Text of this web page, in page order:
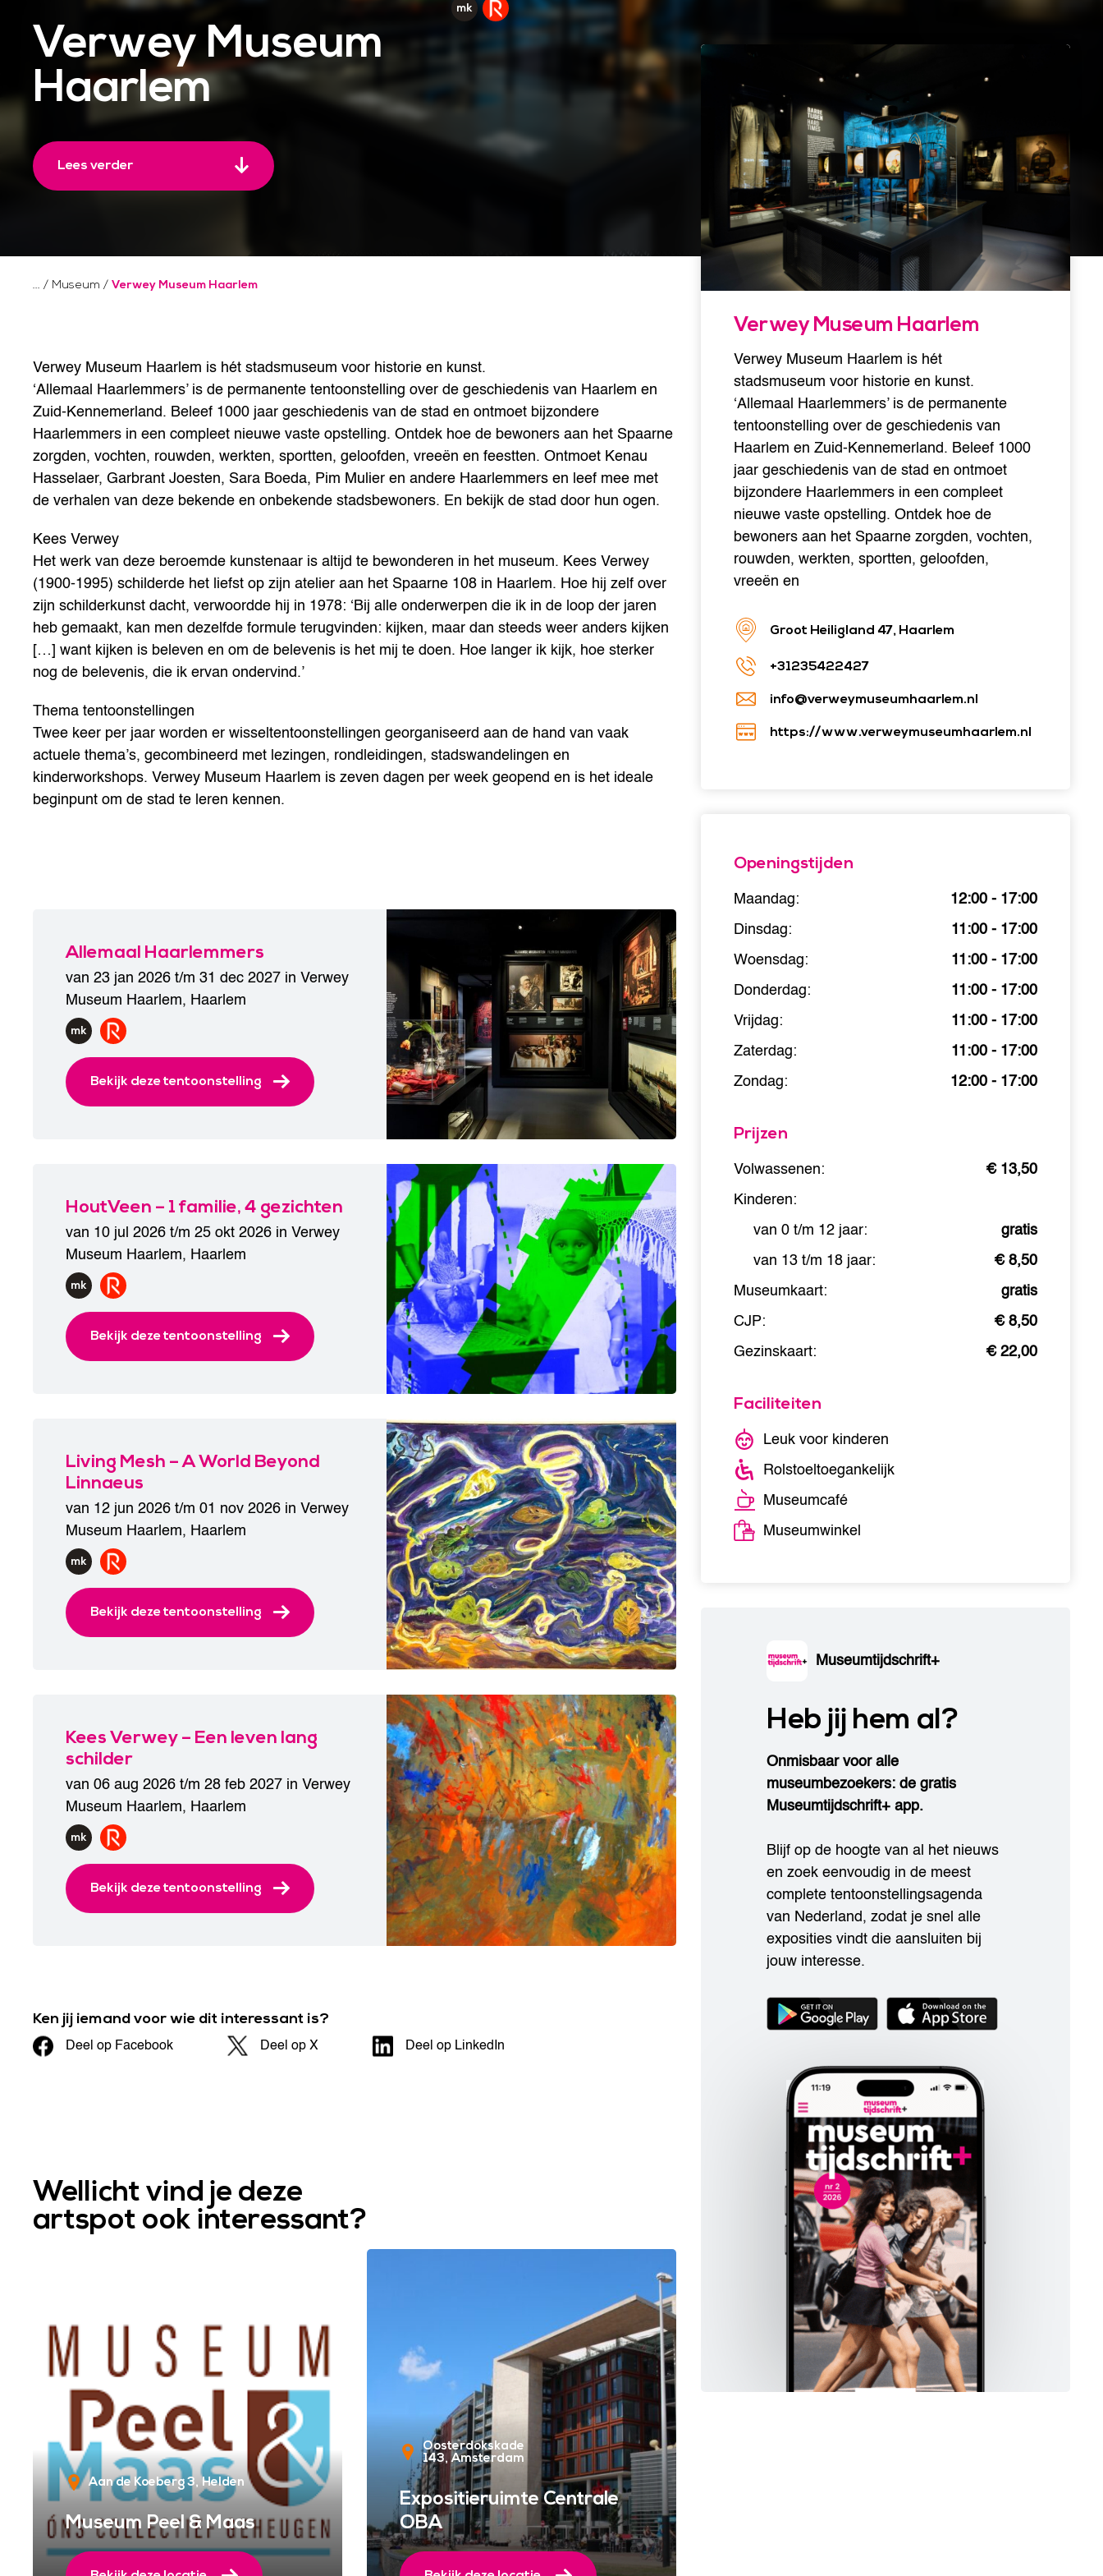
Verwey Museum
Haarlem
Lees verder
/ Museum / Verwey Museum Haarlem
Verwey Museum Haarlem is hét stadsmuseum voor historie en kunst.
‘Allemaal Haarlemmers’ is de permanente tentoonstelling over de geschiedenis van Haarlem en
Zuid-Kennemerland. Beleef 1000 jaar geschiedenis van de stad en ontmoet bijzondere
Haarlemmers in een compleet nieuwe vaste opstelling. Ontdek hoe de bewoners aan het Spaarne
zorgden, vochten, rouwden, werkten, sportten, geloofden, vreeën en feestten. Ontmoet Kenau
Hasselaer, Garbrant Joesten, Sara Boeda, Pim Mulier en andere Haarlemmers en leef mee met
de verhalen van deze bekende en onbekende stadsbewoners. En bekijk de stad door hun ogen.
Kees Verwey
Het werk van deze beroemde kunstenaar is altijd te bewonderen in het museum. Kees Verwey
(1900-1995) schilderde het liefst op zijn atelier aan het Spaarne 108 in Haarlem. Hoe hij zelf over
zijn schilderkunst dacht, verwoordde hij in 1978: ‘Bij alle onderwerpen die ik in de loop der jaren
heb gemaakt, kan men dezelfde formule terugvinden: kijken, maar dan steeds weer anders kijken
[…] want kijken is beleven en om de belevenis is het mij te doen. Hoe langer ik kijk, hoe sterker
nog de belevenis, die ik ervan ondervind.’
Thema tentoonstellingen
Twee keer per jaar worden er wisseltentoonstellingen georganiseerd aan de hand van vaak
actuele thema’s, gecombineerd met lezingen, rondleidingen, stadswandelingen en
kinderworkshops. Verwey Museum Haarlem is zeven dagen per week geopend en is het ideale
beginpunt om de stad te leren kennen.
Allemaal Haarlemmers
van 23 jan 2026 t/m 31 dec 2027 in Verwey
Museum Haarlem, Haarlem
Bekijk deze tentoonstelling
HoutVeen – 1 familie, 4 gezichten
van 10 jul 2026 t/m 25 okt 2026 in Verwey
Museum Haarlem, Haarlem
Bekijk deze tentoonstelling
Living Mesh – A World Beyond
Linnaeus
van 12 jun 2026 t/m 01 nov 2026 in Verwey
Museum Haarlem, Haarlem
Bekijk deze tentoonstelling
Kees Verwey – Een leven lang
schilder
van 06 aug 2026 t/m 28 feb 2027 in Verwey
Museum Haarlem, Haarlem
Bekijk deze tentoonstelling
Ken jij iemand voor wie dit interessant is?
Deel op Facebook Deel op X Deel op LinkedIn
Wellicht vind je deze
artspot ook interessant?
Aan de Koeberg 3 Helden
Museum Peel & Maas
Oosterdokskade
143 Amsterdam
Expositieruimte Centrale
OBA
Verwey Museum Haarlem
Verwey Museum Haarlem is hét
stadsmuseum voor historie en kunst.
‘Allemaal Haarlemmers’ is de permanente
tentoonstelling over de geschiedenis van
Haarlem en Zuid-Kennemerland. Beleef 1000
jaar geschiedenis van de stad en ontmoet
bijzondere Haarlemmers in een compleet
nieuwe vaste opstelling. Ontdek hoe de
bewoners aan het Spaarne zorgden, vochten,
rouwden, werkten, sportten, geloofden,
vreeën en
Groot Heiligland 47, Haarlem
+31235422427
info@verweymuseumhaarlem.nl
https://www.verweymuseumhaarlem.nl
Openingstijden
Maandag:
12:00 - 17:00
Dinsdag:
11:00 - 17:00
Woensdag:
11:00 - 17:00
Donderdag:
11:00 - 17:00
Vrijdag:
11:00 - 17:00
Zaterdag:
11:00 - 17:00
Zondag:
12:00 - 17:00
Prijzen
Volwassenen:
€ 13,50
Kinderen:
van 0 t/m 12 jaar:
gratis
van 13 t/m 18 jaar:
€ 8,50
Museumkaart:
gratis
CJP:
€ 8,50
Gezinskaart:
€ 22,00
Faciliteiten
Leuk voor kinderen
Rolstoeltoegankelijk
Museumcafé
Museumwinkel
Museumtijdschrift+
Heb jij hem al?
Onmisbaar voor alle
museumbezoekers: de gratis
Museumtijdschrift+ app.
Blijf op de hoogte van al het nieuws
en zoek eenvoudig in de meest
complete tentoonstellingsagenda
van Nederland, zodat je snel alle
exposities vindt die aansluiten bij
jouw interesse.